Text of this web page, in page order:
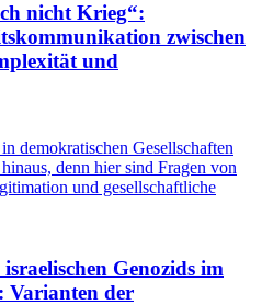
nicht Krieg“:
zwischen
und
demokratischen Gesellschaften
denn hier sind Fragen von
und gesellschaftliche
Genozids im
Varianten der